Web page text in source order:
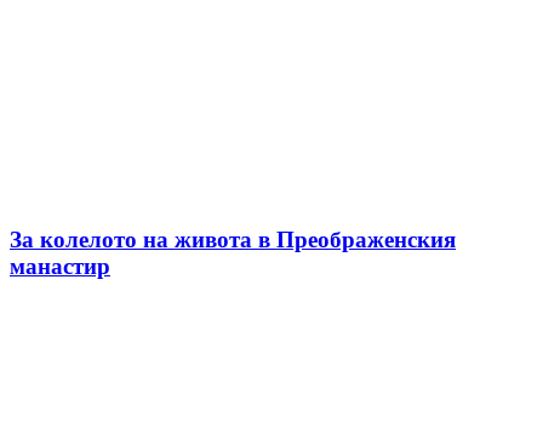
За колелото на живота в Преображенския
манастир